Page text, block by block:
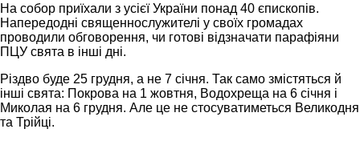
На собор приїхали з усієї України понад 40 єпископів.
Напередодні священнослужителі у своїх громадах
проводили обговорення, чи готові відзначати парафіяни
ПЦУ свята в інші дні.
Різдво буде 25 грудня, а не 7 січня. Так само змістяться й
інші свята: Покрова на 1 жовтня, Водохреща на 6 січня і
Миколая на 6 грудня. Але це не стосуватиметься Великодня
та Трійці.